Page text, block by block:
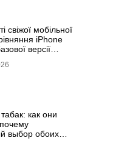
свіжої мобільної
iPhone
версії
как они
выбор обоих